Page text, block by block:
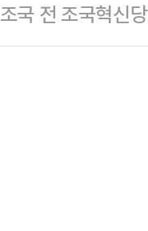
민이 빗속에서
인미수)로 경찰
. 경찰 조사에
국 전 조국혁신
한 범여권에선 '